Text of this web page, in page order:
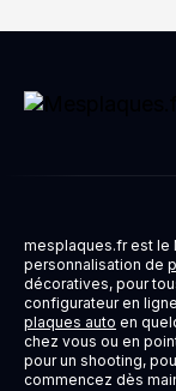
mesplaques.fr est le
personnalisation de
décoratives, pour
configurateur en
plaques auto en
chez vous ou en
pour un shooting,
commencez dès